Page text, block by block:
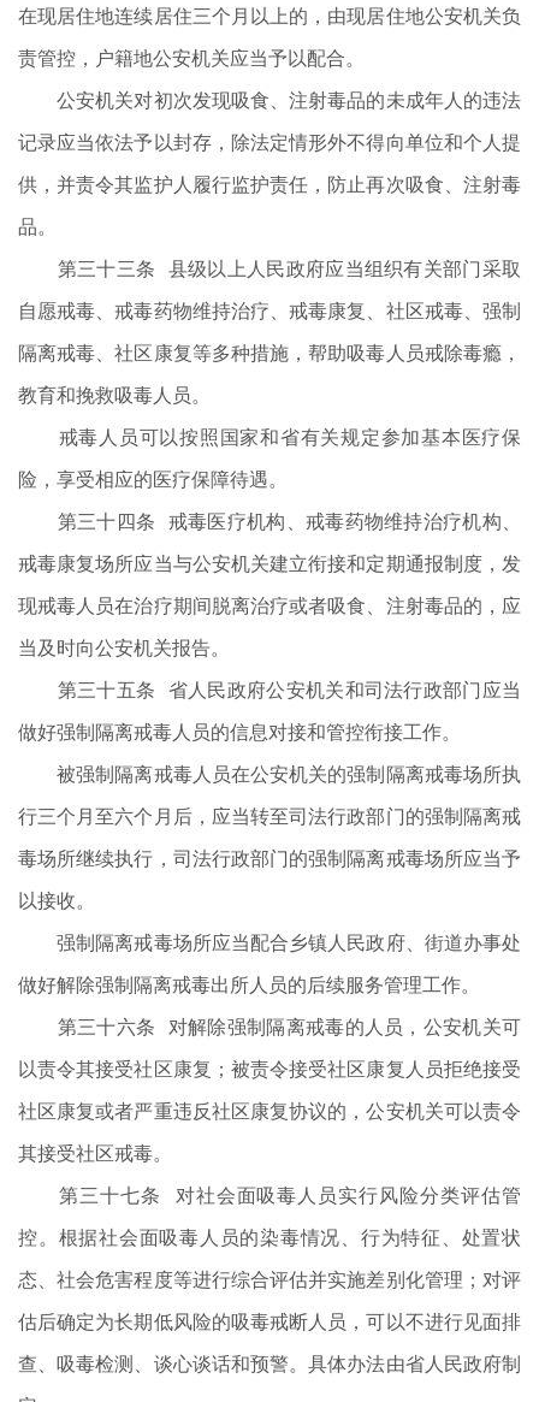
在现居住地连续居住三个月以上的，由现居住地公安机关负
责管控，户籍地公安机关应当予以配合。
公安机关对初次发现吸食、注射毒品的未成年人的违法
记录应当依法予以封存，除法定情形外不得向单位和个人提
供，并责令其监护人履行监护责任，防止再次吸食、注射毒
品。
第三十三条 县级以上人民政府应当组织有关部门采取
自愿戒毒、戒毒药物维持治疗、戒毒康复、社区戒毒、强制
隔离戒毒、社区康复等多种措施，帮助吸毒人员戒除毒瘾，
教育和挽救吸毒人员。
戒毒人员可以按照国家和省有关规定参加基本医疗保
险，享受相应的医疗保障待遇。
第三十四条 戒毒医疗机构、戒毒药物维持治疗机构、
戒毒康复场所应当与公安机关建立衔接和定期通报制度，发
现戒毒人员在治疗期间脱离治疗或者吸食、注射毒品的，应
当及时向公安机关报告。
第三十五条 省人民政府公安机关和司法行政部门应当
做好强制隔离戒毒人员的信息对接和管控衔接工作。
被强制隔离戒毒人员在公安机关的强制隔离戒毒场所执
行三个月至六个月后，应当转至司法行政部门的强制隔离戒
毒场所继续执行，司法行政部门的强制隔离戒毒场所应当予
以接收。
强制隔离戒毒场所应当配合乡镇人民政府、街道办事处
做好解除强制隔离戒毒出所人员的后续服务管理工作。
第三十六条 对解除强制隔离戒毒的人员，公安机关可
以责令其接受社区康复；被责令接受社区康复人员拒绝接受
社区康复或者严重违反社区康复协议的，公安机关可以责令
其接受社区戒毒。
第三十七条 对社会面吸毒人员实行风险分类评估管
控。根据社会面吸毒人员的染毒情况、行为特征、处置状
态、社会危害程度等进行综合评估并实施差别化管理；对评
估后确定为长期低风险的吸毒戒断人员，可以不进行见面排
查、吸毒检测、谈心谈话和预警。具体办法由省人民政府制